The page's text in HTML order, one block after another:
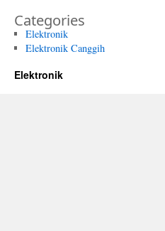
Categories
Elektronik
Elektronik Canggih
Elektronik